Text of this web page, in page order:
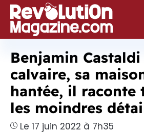
Aller
au
contenu
Benjamin
calvaire, sa
hantée, il raconte
les moindres
Le 17 juin 2022 à 7h35